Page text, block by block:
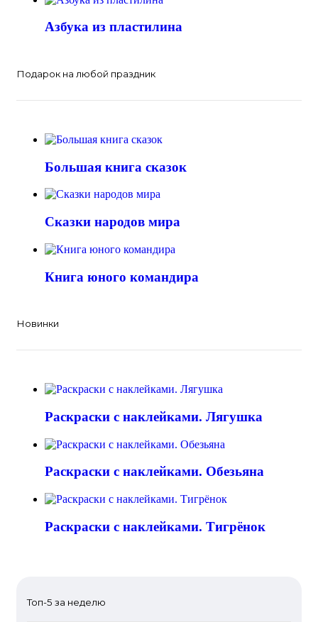
Топ-5 за неделю
Азбука из пластилина
Подарок на любой праздник
Большая книга сказок
Сказки народов мира
Книга юного командира
Новинки
Раскраски с наклейками. Лягушка
Раскраски с наклейками. Обезьяна
Раскраски с наклейками. Тигрёнок